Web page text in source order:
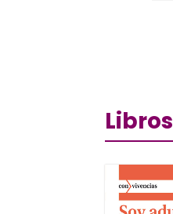
Libros